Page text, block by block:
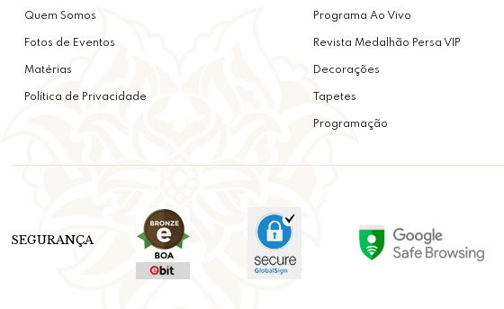
Quem Somos
Fotos de Eventos
Matérias
Política de Privacidade
Programa Ao Vivo
Revista Medalhão Persa VIP
Decorações
Tapetes
Programação
SEGURANÇA